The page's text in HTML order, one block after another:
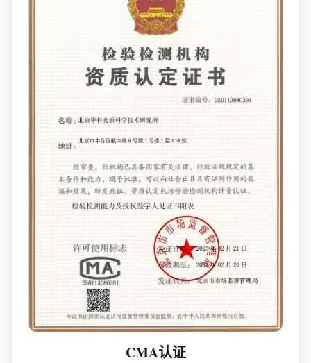
CMA认证